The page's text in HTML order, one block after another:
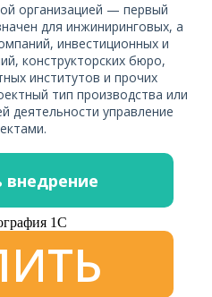
организацией — первый
для инжиниринговых, а
инвестиционных и
конструкторских бюро,
институтов и прочих
тип производства или
деятельности управление
внедрение